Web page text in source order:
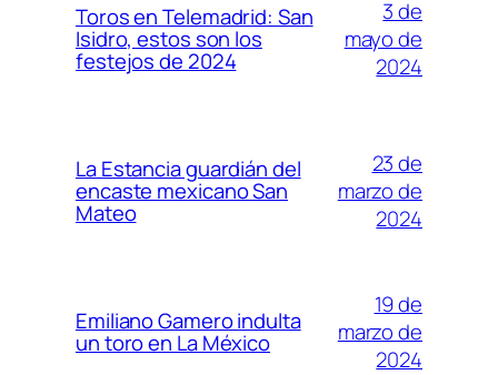
Toros en Telemadrid: San
Isidro, estos son los
festejos de 2024
3 de
mayo de
2024
La Estancia guardián del
encaste mexicano San
Mateo
23 de
marzo de
2024
Emiliano Gamero indulta
un toro en La México
19 de
marzo de
2024